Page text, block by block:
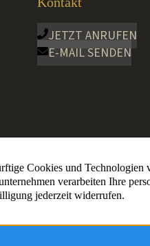
JETZT ANRUFEN
E-MAIL SENDEN